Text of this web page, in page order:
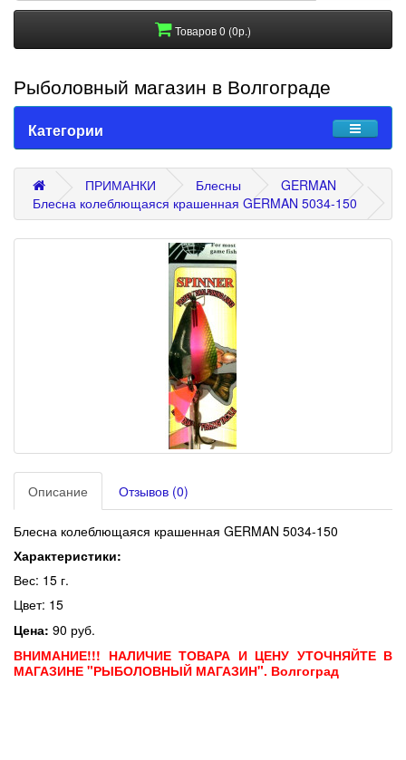
Товаров 0 (0р.)
Рыболовный магазин в Волгограде
Категории
ПРИМАНКИ Блесны
GERMAN
Блесна колеблющаяся крашенная GERMAN 5034-150
Описание Отзывов (0)
Блесна колеблющаяся крашенная GERMAN 5034-150
Характеристики:
Вес: 15 г.
Цвет: 15
Цена: 90 руб.
ВНИМАНИЕ!!! НАЛИЧИЕ ТОВАРА И ЦЕНУ УТОЧНЯЙТЕ В
МАГАЗИНЕ "РЫБОЛОВНЫЙ МАГАЗИН". Волгоград